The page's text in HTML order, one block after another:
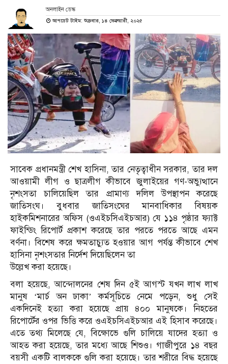
অনলাইন ডেস্ক
আপডেট টাইম: শুক্রবার, ১৪ ফেব্রুয়ারী, ২০২৫
সাবেক প্রধানমন্ত্রী শেখ হাসিনা, তার নেতৃত্বাধীন সরকার, তার দল
আওয়ামী লীগ ও ছাত্রলীগ কীভাবে জুলাইয়ের গণ-অভ্যুত্থানে
নৃশংসতা চালিয়েছিল তার প্রামাণ্য দলিল উপস্থাপন করেছে
জাতিসংঘ। বুধবার জাতিসংঘের মানবাধিকার বিষয়ক
হাইকমিশনারের অফিস (ওএইচসিএইচআর) যে ১১৪ পৃষ্ঠার ফ্যাক্ট
ফাইন্ডিং রিপোর্ট প্রকাশ করেছে তার পরতে পরতে আছে এমন
বর্ণনা। বিশেষ করে ক্ষমতাচ্যুত হওয়ার আগ পর্যন্ত কীভাবে শেখ
হাসিনা নৃশংসতার নির্দেশ দিয়েছিলেন তা
উল্লেখ করা হয়েছে।
বলা হয়েছে, আন্দোলনের শেষ দিন ৫ই আগস্ট যখন লাখ লাখ
মানুষ ‘মার্চ অন ঢাকা’ কর্মসূচিতে নেমে পড়েন, শুধু সেই
একদিনেই হত্যা করা হয়েছে প্রায় ৪০০ মানুষকে। নিহতের
রিপোর্টের ওপর ভিত্তি করে ওএইচসিএইচআর এই হিসাব করেছে।
এতে তথ্য মিলেছে যে, বিক্ষোভে গুলি চালিয়ে যাদের হত্যা ও
আহত করা হয়েছে, তার মধ্যে আছে শিশুও। গাজীপুরে ১৪ বছর
বয়সী একটি বালককে গুলি করা হয়েছে। তার শরীরে বিদ্ধ হয়েছে